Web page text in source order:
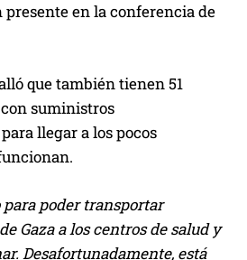
en la conferencia de
que también tienen 51
suministros
llegar a los pocos
para poder transportar
Gaza a los centros de salud y
Desafortunadamente, está